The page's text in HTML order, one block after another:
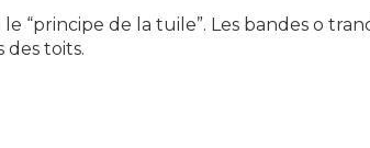
“principe de la tuile”. Les bandes o
des toits.